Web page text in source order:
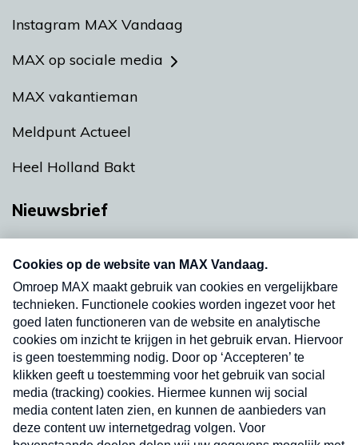
Instagram MAX Vandaag
MAX op sociale media
MAX vakantieman
Meldpunt Actueel
Heel Holland Bakt
Nieuwsbrief
nieuwsbrief. Elke vrijdag- en dinsdagochtend in
uw mailbox.
Verzend